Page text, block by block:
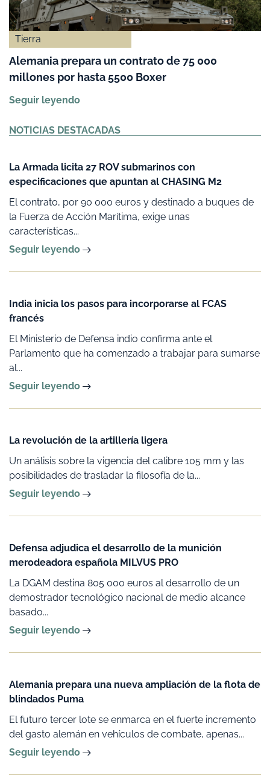
Tierra
Alemania prepara un contrato de 75 000
millones por hasta 5500 Boxer
Seguir leyendo
NOTICIAS DESTACADAS
La Armada licita 27 ROV submarinos con
especificaciones que apuntan al CHASING M2
El contrato, por 90 000 euros y destinado a buques de
la Fuerza de Acción Marítima, exige unas
características...
Seguir leyendo
India inicia los pasos para incorporarse al FCAS
francés
El Ministerio de Defensa indio confirma ante el
Parlamento que ha comenzado a trabajar para sumarse
al...
Seguir leyendo
La revolución de la artillería ligera
Un análisis sobre la vigencia del calibre 105 mm y las
posibilidades de trasladar la filosofía de la...
Seguir leyendo
Defensa adjudica el desarrollo de la munición
merodeadora española MILVUS PRO
La DGAM destina 805 000 euros al desarrollo de un
demostrador tecnológico nacional de medio alcance
basado...
Seguir leyendo
Alemania prepara una nueva ampliación de la flota de
blindados Puma
El futuro tercer lote se enmarca en el fuerte incremento
del gasto alemán en vehículos de combate, apenas...
Seguir leyendo